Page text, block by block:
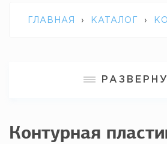
ГЛАВНАЯ › КАТАЛОГ ›
Контурная